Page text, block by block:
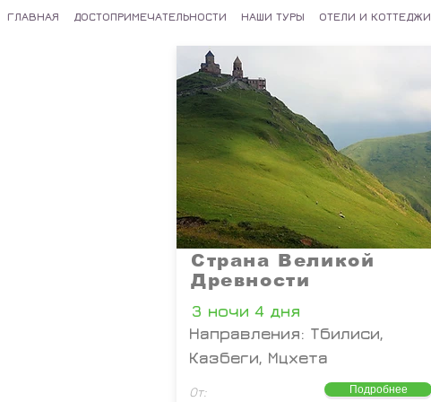
ГЛАВНАЯ ДОСТОПРИМЕЧАТЕЛЬНОСТИ НАШИ ТУРЫ ОТЕЛИ И КОТТЕДЖИ
Страна Великой
Древности
3 ночи 4 дня
Направления: Тбилиси,
Казбеги, Мцхета
От: Подробнее